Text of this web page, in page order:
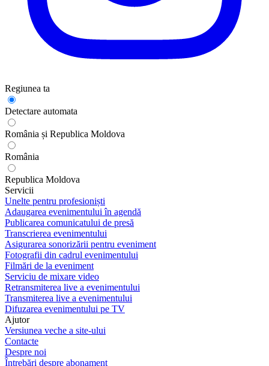
Regiunea ta
Detectare automata
România și Republica Moldova
România
Republica Moldova
Servicii
Unelte pentru profesioniști
Adaugarea evenimentului în agendă
Publicarea comunicatului de presă
Transcrierea evenimentului
Asigurarea sonorizării pentru eveniment
Fotografii din cadrul evenimentului
Filmări de la eveniment
Serviciu de mixare video
Retransmiterea live a evenimentului
Transmiterea live a evenimentului
Difuzarea evenimentului pe TV
Ajutor
Versiunea veche a site-ului
Contacte
Despre noi
Întrebări despre abonament